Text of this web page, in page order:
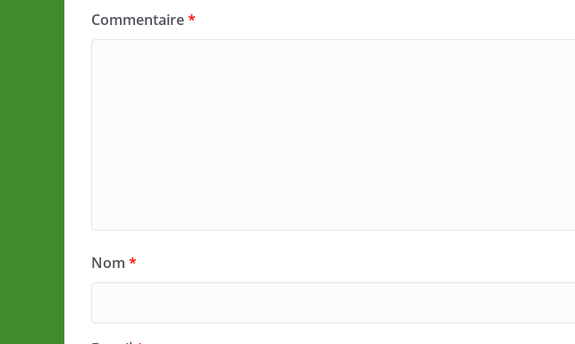
Commentaire*
Nom *